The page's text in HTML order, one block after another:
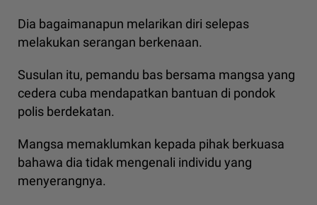
Dia bagaimanapun melarikan diri selepas
melakukan serangan berkenaan.
Susulan itu, pemandu bas bersama mangsa yang
cedera cuba mendapatkan bantuan di pondok
polis berdekatan.
Mangsa memaklumkan kepada pihak berkuasa
bahawa dia tidak mengenali individu yang
menyerangnya.